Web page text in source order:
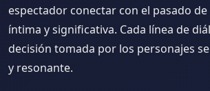
espectador conectar con el pasado
íntima y significativa. Cada línea de
decisión tomada por los personajes
y resonante.